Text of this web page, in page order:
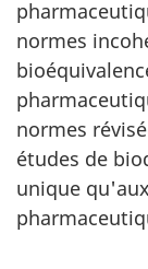
normes
normes
études de
unique